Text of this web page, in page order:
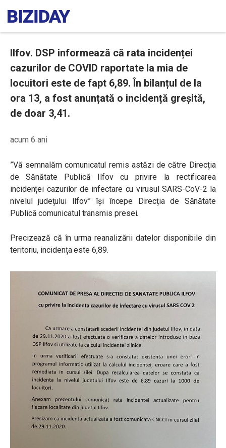
Ilfov. DSP informează că rata incidenței
cazurilor de COVID raportate la mia de
locuitori este de fapt 6,89. În bilanțul de la
ora 13, a fost anunțată o incidență greșită,
de doar 3,41.
acum 6 ani
”Vă semnalăm comunicatul remis astăzi de către Direcția
de Sănătate Publică Ilfov cu privire la rectificarea
incidenței cazurilor de infectare cu virusul SARS-CoV-2 la
nivelul județului Ilfov” își începe Direcția de Sănătate
Publică comunicatul transmis presei.
Precizează că în urma reanalizării datelor disponibile din
teritoriu, incidența este 6,89.